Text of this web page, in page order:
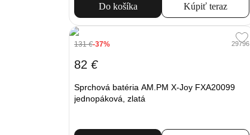
Do košíka Kúpiť teraz
131€-37% 29796
82 €
Sprchová batéria AM.PM X-Joy FXA20099
jednopáková, zlatá